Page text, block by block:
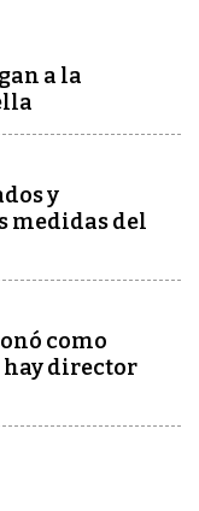
a la
y
medidas del
como
hay director